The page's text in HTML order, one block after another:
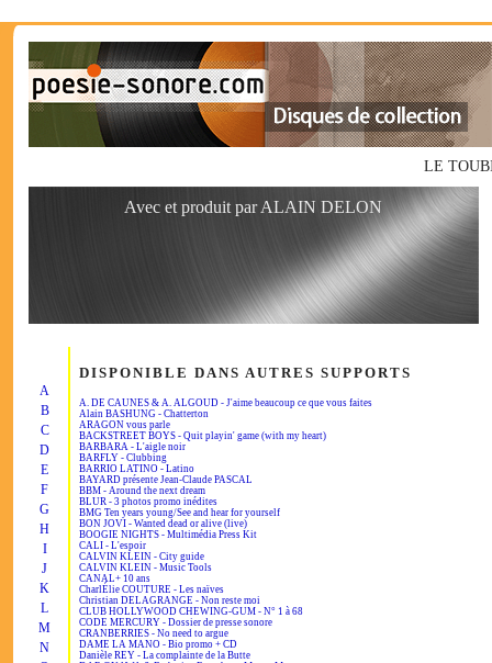
LE
Avec et produit par ALAIN DELON
A
B
C
D
E
F
G
H
I
J
K
L
M
N
DISPONIBLE DANS AUTRES SUPPORTS
A. DE CAUNES & A. ALGOUD - J'aime beaucoup ce que vous faites
Alain BASHUNG - Chatterton
ARAGON vous parle
BACKSTREET BOYS - Quit playin' game (with my heart)
BARBARA - L'aigle noir
BARFLY - Clubbing
BARRIO LATINO - Latino
BAYARD présente Jean-Claude PASCAL
BBM - Around the next dream
BLUR - 3 photos promo inédites
BMG Ten years young/See and hear for yourself
BON JOVI - Wanted dead or alive (live)
BOOGIE NIGHTS - Multimédia Press Kit
CALI - L'espoir
CALVIN KLEIN - City guide
CALVIN KLEIN - Music Tools
CANAL+ 10 ans
CharlÉlie COUTURE - Les naïves
Christian DELAGRANGE - Non reste moi
CLUB HOLLYWOOD CHEWING-GUM - N° 1 à 68
CODE MERCURY - Dossier de presse sonore
CRANBERRIES - No need to argue
DAME LA MANO - Bio promo + CD
Danièle REY - La complainte de la Butte